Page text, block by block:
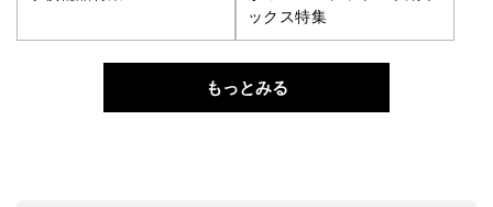
ックス特集
もっとみる